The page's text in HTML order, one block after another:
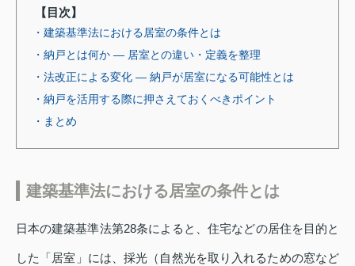
【目次】
・建築基準法における居室の条件とは
・納戸とは何か ― 居室との違い・定義を整理
・法改正による変化 ― 納戸が居室になる可能性とは
・納戸を活用する際に押さえておくべきポイント
・まとめ
建築基準法における居室の条件とは
日本の建築基準法第28条によると、住宅などの居住を目的と
した「居室」には、採光（自然光を取り入れるための窓など